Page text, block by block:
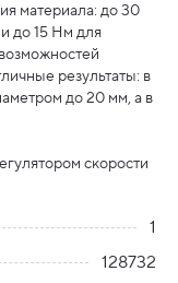
материала: до 30
до 15 Нм для
результаты: в
до 20 мм, а в
скорости
1
128732